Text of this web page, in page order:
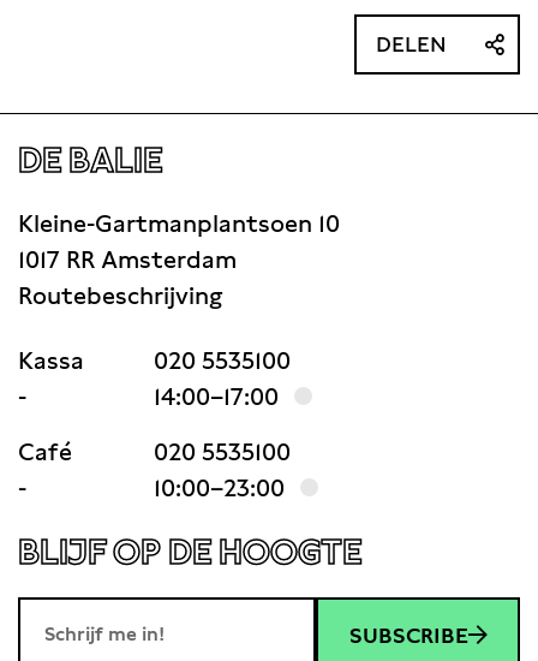
DELEN
DE BALIE
Kleine-Gartmanplantsoen 10
1017 RR Amsterdam
Routebeschrijving
Kassa
020 5535100
-
14:00–17:00
Café
020 5535100
-
10:00–23:00
BLIJF OP DE HOOGTE
SUBSCRIBE